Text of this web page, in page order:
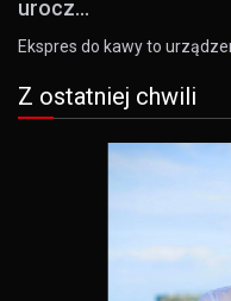
urocz...
Ekspres do kawy to
Z ostatniej chwili